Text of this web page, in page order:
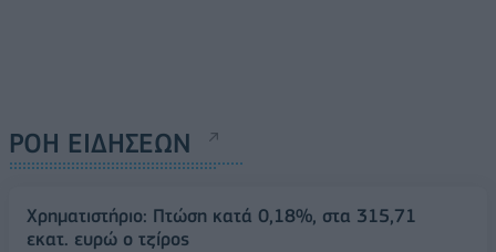
ΡΟΗ ΕΙΔΗΣΕΩΝ
Χρηματιστήριο: Πτώση κατά 0,18%, στα 315,71
εκατ. ευρώ ο τζίρος